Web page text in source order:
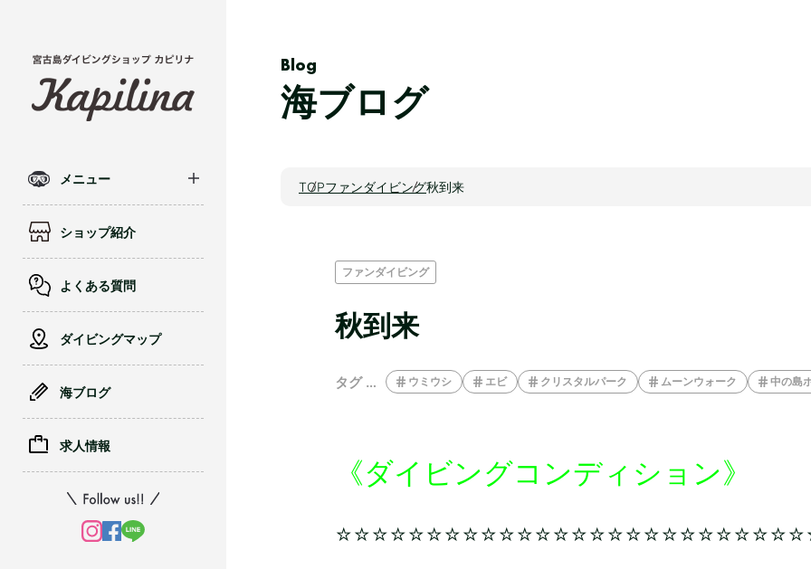
メニュー
ショップ紹介
よくある質問
ダイビングマップ
海ブログ
求人情報
Blog
海ブログ
TOPファンダイビング秋到来
ファンダイビング
秋到来
タグ … ウミウシ エビ クリスタルパーク ムーンウォーク 中の島
《ダイビングコンディション》